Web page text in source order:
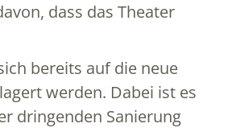
dass das Theater
bereits auf die neue
werden. Dabei ist es
dringenden Sanierung